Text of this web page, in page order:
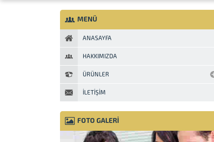
MENÜ
ANASAYFA
HAKKIMIZDA
ÜRÜNLER
İLETIŞIM
FOTO GALERİ